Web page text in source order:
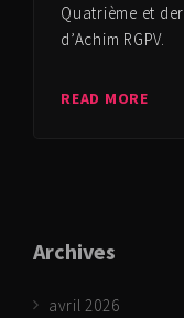
Quatrième et
d’Achim RGPV.
READ MORE
Archives
avril 2026